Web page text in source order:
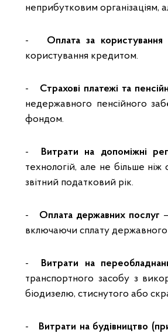
неприбутковим організаціям,
- Оплата за
користування кредитом.
- Страхові платежі та
недержавного пенсійного
фондом.
- Витрати на допоміжні
технологій, але не більше
звітний податковий рік.
- Оплата державних послуг
включаючи сплату
- Витрати на
транспортного засобу з
біодизелю, стиснутого або
- Витрати на будівництво